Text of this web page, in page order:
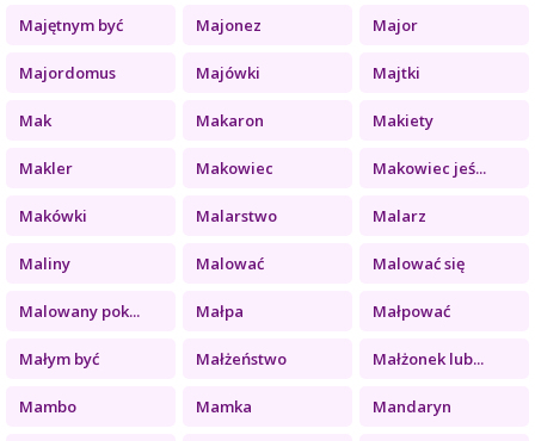
Majętnym być Majonez Major
Majordomus Majówki Majtki
Mak Makaron Makiety
Makler Makowiec Makowiec jeś...
Makówki Malarstwo Malarz
Maliny Malować Malować się
Malowany pok... Małpa Małpować
Małym być Małżeństwo Małżonek lub...
Mambo Mamka Mandaryn